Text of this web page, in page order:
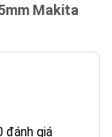
Makita
đánh giá